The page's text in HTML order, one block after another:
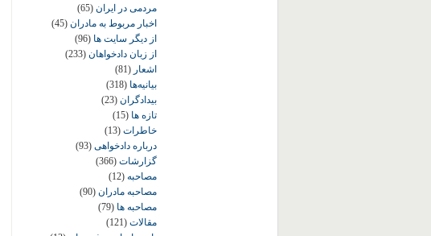
مردمی در ایران (65)
اخبار مربوط به مادران (45)
از دیگر سایت ها (96)
از زبان دادخواهان (233)
اشعار (81)
بیانیه‌ها (318)
بیدادگران (23)
تازه ها (15)
خاطرات (13)
درباره دادخواهی (93)
گزارشات (366)
مصاحبه (12)
مصاحبه مادران (90)
مصاحبه ها (79)
مقالات (121)